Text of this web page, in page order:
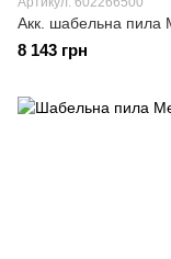
Акк. шабельна пила
8 143 грн